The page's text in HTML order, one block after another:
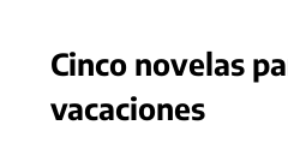
Cinco novelas
vacaciones